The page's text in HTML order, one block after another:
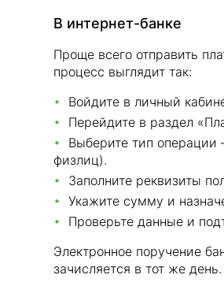
В интернет-банке
Проще всего отправить
процесс выглядит так:
Войдите в личный
Перейдите в раздел
Выберите тип
физлиц).
Заполните реквизиты
Укажите сумму и
Проверьте данные и
Электронное поручение
зачисляется в тот же день.